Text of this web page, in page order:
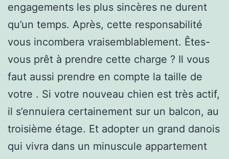
engagements les plus sincères ne durent
qu’un temps. Après, cette responsabilité
vous incombera vraisemblablement. Êtes-
vous prêt à prendre cette charge ? Il vous
faut aussi prendre en compte la taille de
votre . Si votre nouveau chien est très actif,
il s’ennuiera certainement sur un balcon, au
troisième étage. Et adopter un grand danois
qui vivra dans un minuscule appartement